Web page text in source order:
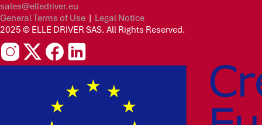
sales@elledriver.eu
General Terms of Use | Legal Notice
2025 © ELLE DRIVER SAS. All Rights Reserved.